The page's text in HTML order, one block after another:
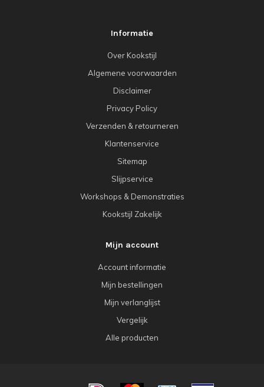
Informatie
Over Kookstijl
Algemene voorwaarden
Disclaimer
Privacy Policy
Verzenden & retourneren
Klantenservice
Sitemap
Slijpservice
Workshops & Demonstraties
Kookstijl Zakelijk
Mijn account
Account informatie
Mijn bestellingen
Mijn verlanglijst
Vergelijk
Alle producten